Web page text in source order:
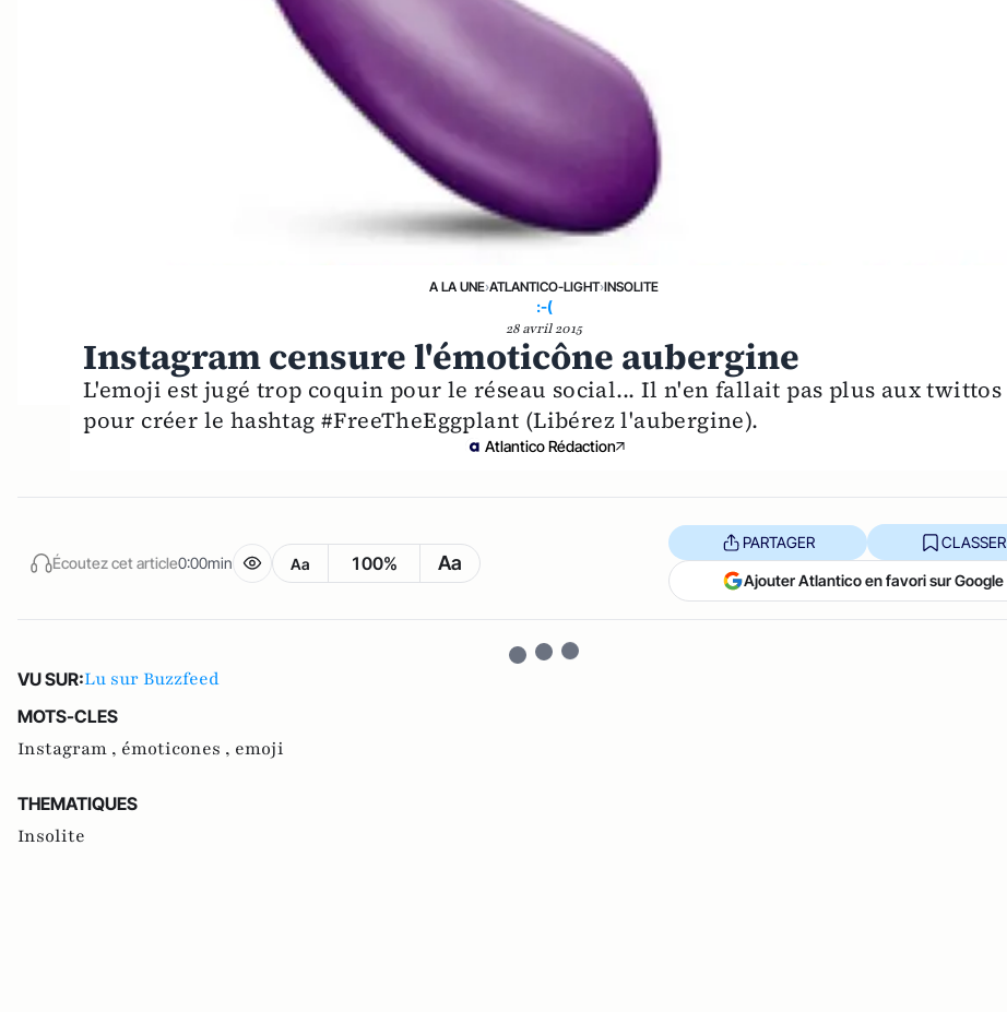
A LA UNE›ATLANTICO-LIGHT›INSOLITE
:-(
28 avril 2015
Instagram censure l'émoticône aubergine
L'emoji est jugé trop coquin pour le réseau social... Il n'en fallait pas plus aux twittos
pour créer le hashtag #FreeTheEggplant (Libérez l'aubergine).
Atlantico Rédaction
Écoutez cet article0:00min Aa 100% Aa
PARTAGER CLASSER
Ajouter Atlantico en favori sur Google
VU SUR:Lu sur Buzzfeed
MOTS-CLES
Instagram , émoticones , emoji
THEMATIQUES
Insolite